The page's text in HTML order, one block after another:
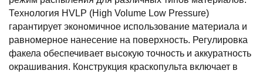
Технология HVLP (High Volume Low Pressure)
гарантирует экономичное использование материала и
равномерное нанесение на поверхность. Регулировка
факела обеспечивает высокую точность и аккуратность
окрашивания. Конструкция краскопульта включает в